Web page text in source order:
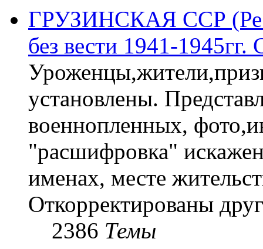
ГРУЗИНСКАЯ ССР
без вести 1941-
установлены.
военнопленных,
"расшифровка"
именах, месте
Откорректированы
2386 Темы